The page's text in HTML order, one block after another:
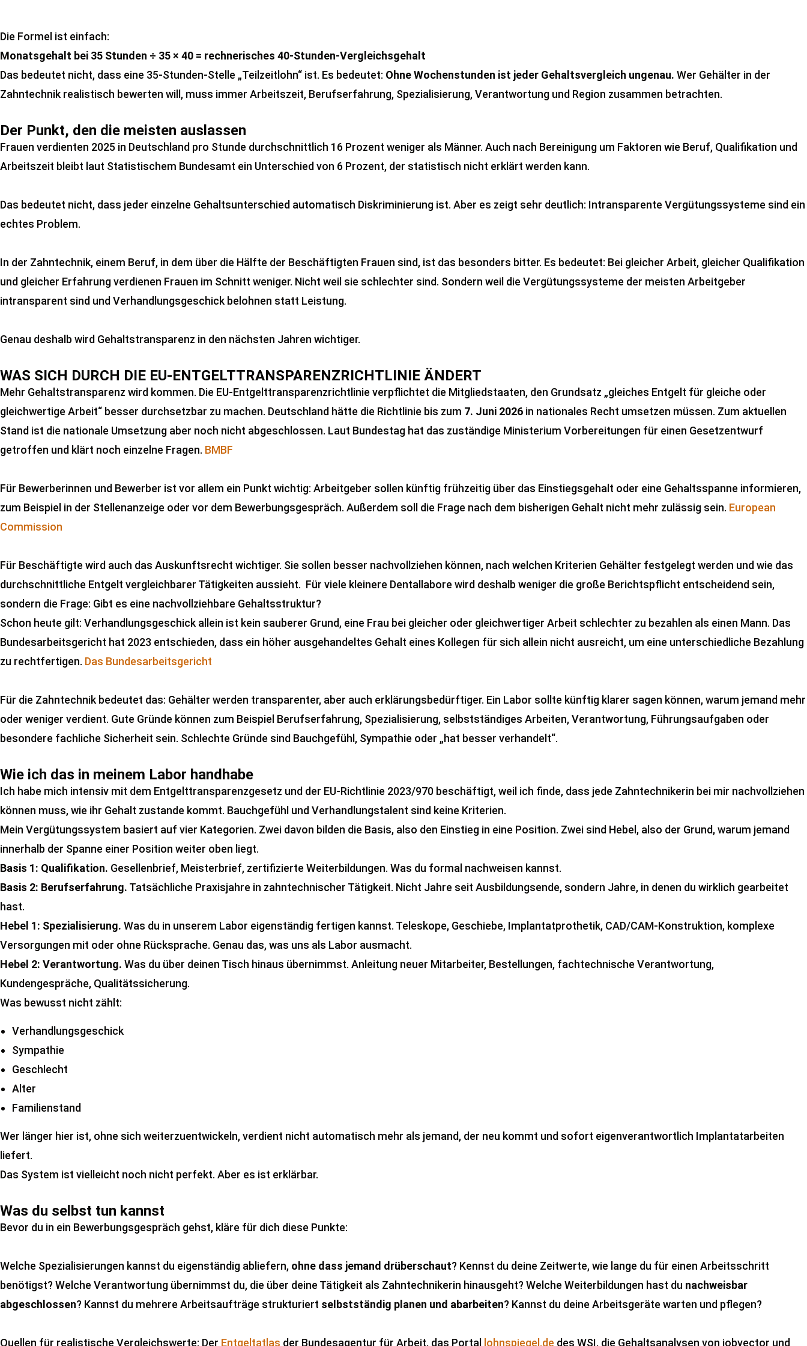
Die Formel ist einfach:
Monatsgehalt bei 35 Stunden ÷ 35 × 40 = rechnerisches 40-Stunden-Vergleichsgehalt
Das bedeutet nicht, dass eine 35-Stunden-Stelle „Teilzeitlohn“ ist. Es bedeutet: Ohne Wochenstunden ist jeder Gehaltsvergleich ungenau. Wer Gehälter in der
Zahntechnik realistisch bewerten will, muss immer Arbeitszeit, Berufserfahrung, Spezialisierung, Verantwortung und Region zusammen betrachten.
Der Punkt, den die meisten auslassen
Frauen verdienten 2025 in Deutschland pro Stunde durchschnittlich 16 Prozent weniger als Männer. Auch nach Bereinigung um Faktoren wie Beruf, Qualifikation und
Arbeitszeit bleibt laut Statistischem Bundesamt ein Unterschied von 6 Prozent, der statistisch nicht erklärt werden kann.
Das bedeutet nicht, dass jeder einzelne Gehaltsunterschied automatisch Diskriminierung ist. Aber es zeigt sehr deutlich: Intransparente Vergütungssysteme sind ein
echtes Problem.
In der Zahntechnik, einem Beruf, in dem über die Hälfte der Beschäftigten Frauen sind, ist das besonders bitter. Es bedeutet: Bei gleicher Arbeit, gleicher Qualifikation
und gleicher Erfahrung verdienen Frauen im Schnitt weniger. Nicht weil sie schlechter sind. Sondern weil die Vergütungssysteme der meisten Arbeitgeber
intransparent sind und Verhandlungsgeschick belohnen statt Leistung.
Genau deshalb wird Gehaltstransparenz in den nächsten Jahren wichtiger.
WAS SICH DURCH DIE EU-ENTGELTTRANSPARENZRICHTLINIE ÄNDERT
Mehr Gehaltstransparenz wird kommen. Die EU-Entgelttransparenzrichtlinie verpflichtet die Mitgliedstaaten, den Grundsatz „gleiches Entgelt für gleiche oder
gleichwertige Arbeit“ besser durchsetzbar zu machen. Deutschland hätte die Richtlinie bis zum 7. Juni 2026 in nationales Recht umsetzen müssen. Zum aktuellen
Stand ist die nationale Umsetzung aber noch nicht abgeschlossen. Laut Bundestag hat das zuständige Ministerium Vorbereitungen für einen Gesetzentwurf
getroffen und klärt noch einzelne Fragen. BMBF
Für Bewerberinnen und Bewerber ist vor allem ein Punkt wichtig: Arbeitgeber sollen künftig frühzeitig über das Einstiegsgehalt oder eine Gehaltsspanne informieren,
zum Beispiel in der Stellenanzeige oder vor dem Bewerbungsgespräch. Außerdem soll die Frage nach dem bisherigen Gehalt nicht mehr zulässig sein. European
Commission
Für Beschäftigte wird auch das Auskunftsrecht wichtiger. Sie sollen besser nachvollziehen können, nach welchen Kriterien Gehälter festgelegt werden und wie das
durchschnittliche Entgelt vergleichbarer Tätigkeiten aussieht. Für viele kleinere Dentallabore wird deshalb weniger die große Berichtspflicht entscheidend sein,
sondern die Frage: Gibt es eine nachvollziehbare Gehaltsstruktur?
Schon heute gilt: Verhandlungsgeschick allein ist kein sauberer Grund, eine Frau bei gleicher oder gleichwertiger Arbeit schlechter zu bezahlen als einen Mann. Das
Bundesarbeitsgericht hat 2023 entschieden, dass ein höher ausgehandeltes Gehalt eines Kollegen für sich allein nicht ausreicht, um eine unterschiedliche Bezahlung
zu rechtfertigen. Das Bundesarbeitsgericht
Für die Zahntechnik bedeutet das: Gehälter werden transparenter, aber auch erklärungsbedürftiger. Ein Labor sollte künftig klarer sagen können, warum jemand mehr
oder weniger verdient. Gute Gründe können zum Beispiel Berufserfahrung, Spezialisierung, selbstständiges Arbeiten, Verantwortung, Führungsaufgaben oder
besondere fachliche Sicherheit sein. Schlechte Gründe sind Bauchgefühl, Sympathie oder „hat besser verhandelt“.
Wie ich das in meinem Labor handhabe
Ich habe mich intensiv mit dem Entgelttransparenzgesetz und der EU-Richtlinie 2023/970 beschäftigt, weil ich finde, dass jede Zahntechnikerin bei mir nachvollziehen
können muss, wie ihr Gehalt zustande kommt. Bauchgefühl und Verhandlungstalent sind keine Kriterien.
Mein Vergütungssystem basiert auf vier Kategorien. Zwei davon bilden die Basis, also den Einstieg in eine Position. Zwei sind Hebel, also der Grund, warum jemand
innerhalb der Spanne einer Position weiter oben liegt.
Basis 1: Qualifikation. Gesellenbrief, Meisterbrief, zertifizierte Weiterbildungen. Was du formal nachweisen kannst.
Basis 2: Berufserfahrung. Tatsächliche Praxisjahre in zahntechnischer Tätigkeit. Nicht Jahre seit Ausbildungsende, sondern Jahre, in denen du wirklich gearbeitet
hast.
Hebel 1: Spezialisierung. Was du in unserem Labor eigenständig fertigen kannst. Teleskope, Geschiebe, Implantatprothetik, CAD/CAM-Konstruktion, komplexe
Versorgungen mit oder ohne Rücksprache. Genau das, was uns als Labor ausmacht.
Hebel 2: Verantwortung. Was du über deinen Tisch hinaus übernimmst. Anleitung neuer Mitarbeiter, Bestellungen, fachtechnische Verantwortung,
Kundengespräche, Qualitätssicherung.
Was bewusst nicht zählt:
Verhandlungsgeschick
Sympathie
Geschlecht
Alter
Familienstand
Wer länger hier ist, ohne sich weiterzuentwickeln, verdient nicht automatisch mehr als jemand, der neu kommt und sofort eigenverantwortlich Implantatarbeiten
liefert.
Das System ist vielleicht noch nicht perfekt. Aber es ist erklärbar.
Was du selbst tun kannst
Bevor du in ein Bewerbungsgespräch gehst, kläre für dich diese Punkte:
Welche Spezialisierungen kannst du eigenständig abliefern, ohne dass jemand drüberschaut? Kennst du deine Zeitwerte, wie lange du für einen Arbeitsschritt
benötigst? Welche Verantwortung übernimmst du, die über deine Tätigkeit als Zahntechnikerin hinausgeht? Welche Weiterbildungen hast du nachweisbar
abgeschlossen? Kannst du mehrere Arbeitsaufträge strukturiert selbstständig planen und abarbeiten? Kannst du deine Arbeitsgeräte warten und pflegen?
Quellen für realistische Vergleichswerte: Der Entgeltatlas der Bundesagentur für Arbeit, das Portal lohnspiegel.de des WSI, die Gehaltsanalysen von jobvector und